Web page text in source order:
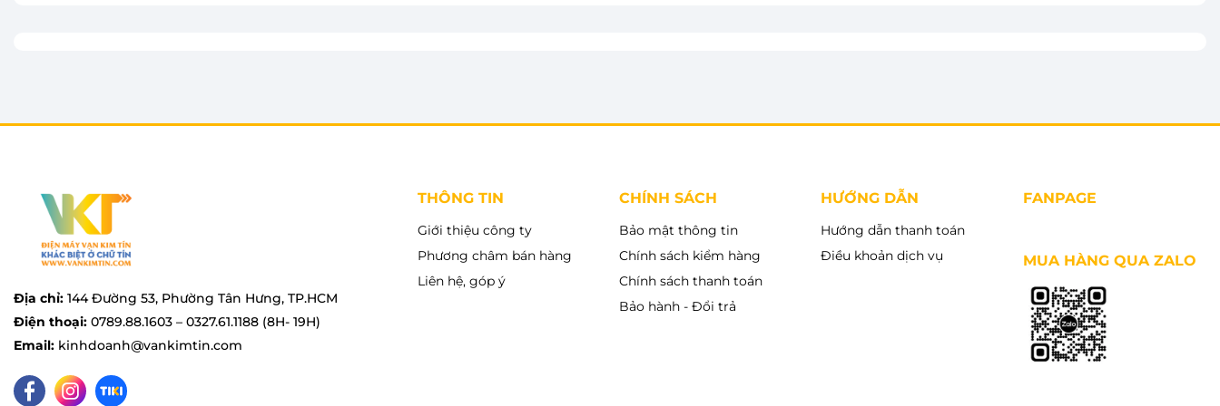
Địa chỉ: 144 Đường 53, Phường Tân Hưng, TP.HCM
Điện thoại: 0789.88.1603 – 0327.61.1188 (8H- 19H)
Email: kinhdoanh@vankimtin.com
THÔNG TIN
Giới thiệu công ty
Phương châm bán hàng
Liên hệ, góp ý
CHÍNH SÁCH
Bảo mật thông tin
Chính sách kiểm hàng
Chính sách thanh toán
Bảo hành - Đổi trả
HƯỚNG DẪN
Hướng dẫn thanh toán
Điều khoản dịch vụ
FANPAGE
MUA HÀNG QUA ZALO